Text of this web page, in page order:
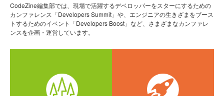
CodeZine編集部では、現場で活躍するデベロッパーをスターにするための
カンファレンス「Developers Summit」や、エンジニアの生きざまをブース
トするためのイベント「Developers Boost」など、さまざまなカンファレ
ンスを企画・運営しています。